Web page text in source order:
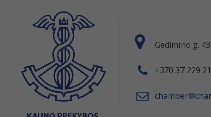
Gedimino g.
+370 37 229